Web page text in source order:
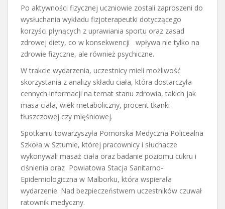
Po aktywności fizycznej uczniowie zostali zaproszeni do
wysłuchania wykładu fizjoterapeutki dotyczącego
korzyści płynących z uprawiania sportu oraz zasad
zdrowej diety, co w konsekwencji wpływa nie tylko na
zdrowie fizyczne, ale również psychiczne.
W trakcie wydarzenia, uczestnicy mieli możliwość
skorzystania z analizy składu ciała, która dostarczyła
cennych informacji na temat stanu zdrowia, takich jak
masa ciała, wiek metaboliczny, procent tkanki
tłuszczowej czy mięśniowej.
Spotkaniu towarzyszyła Pomorska Medyczna Policealna
Szkoła w Sztumie, której pracownicy i słuchacze
wykonywali masaż ciała oraz badanie poziomu cukru i
ciśnienia oraz Powiatowa Stacja Sanitarno-
Epidemiologiczna w Malborku, która wspierała
wydarzenie. Nad bezpieczeństwem uczestników czuwał
ratownik medyczny.